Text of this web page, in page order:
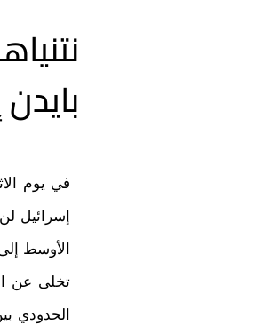
الأوسط
تخلى عن
الحدودي